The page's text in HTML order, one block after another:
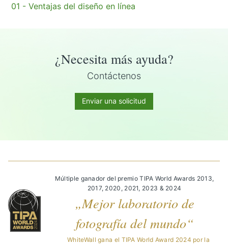
01 - Ventajas del diseño en línea
¿Necesita más ayuda?
Contáctenos
Enviar una solicitud
Múltiple ganador del premio TIPA World Awards 2013,
2017, 2020, 2021, 2023 & 2024
„Mejor laboratorio de
fotografía del mundo“
WhiteWall gana el TIPA World Award 2024 por la